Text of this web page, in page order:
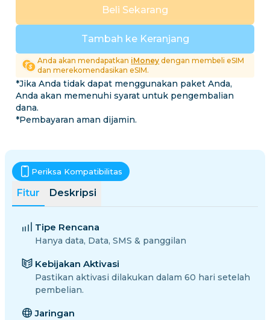
Tambah ke Keranjang
Beli Sekarang
Anda akan mendapatkan iMoney dengan membeli eSIM
dan merekomendasikan eSIM.
*Jika Anda tidak dapat menggunakan paket Anda,
Anda akan memenuhi syarat untuk pengembalian
dana.
*Pembayaran aman dijamin.
Fitur Deskripsi
Periksa Kompatibilitas
Tipe Rencana
Hanya data, Data, SMS & panggilan
Kebijakan Aktivasi
Pastikan aktivasi dilakukan dalam 60 hari setelah
pembelian.
Jaringan